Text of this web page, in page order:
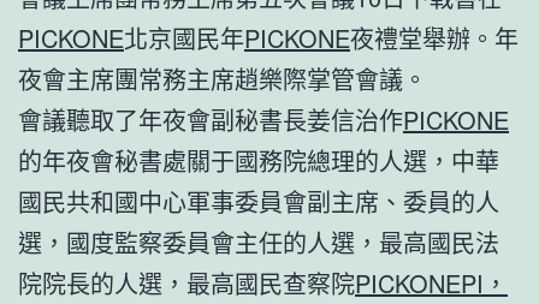
PICKONE北京國民年PICKONE夜禮堂舉辦。年
夜會主席團常務主席趙樂際掌管會議。
會議聽取了年夜會副秘書長姜信治作PICKONE
的年夜會秘書處關于國務院總理的人選，中華
國民共和國中心軍事委員會副主席、委員的人
選，國度監察委員會主任的人選，最高國民法
院院長的人選，最高國民查察院PICKONEPI，